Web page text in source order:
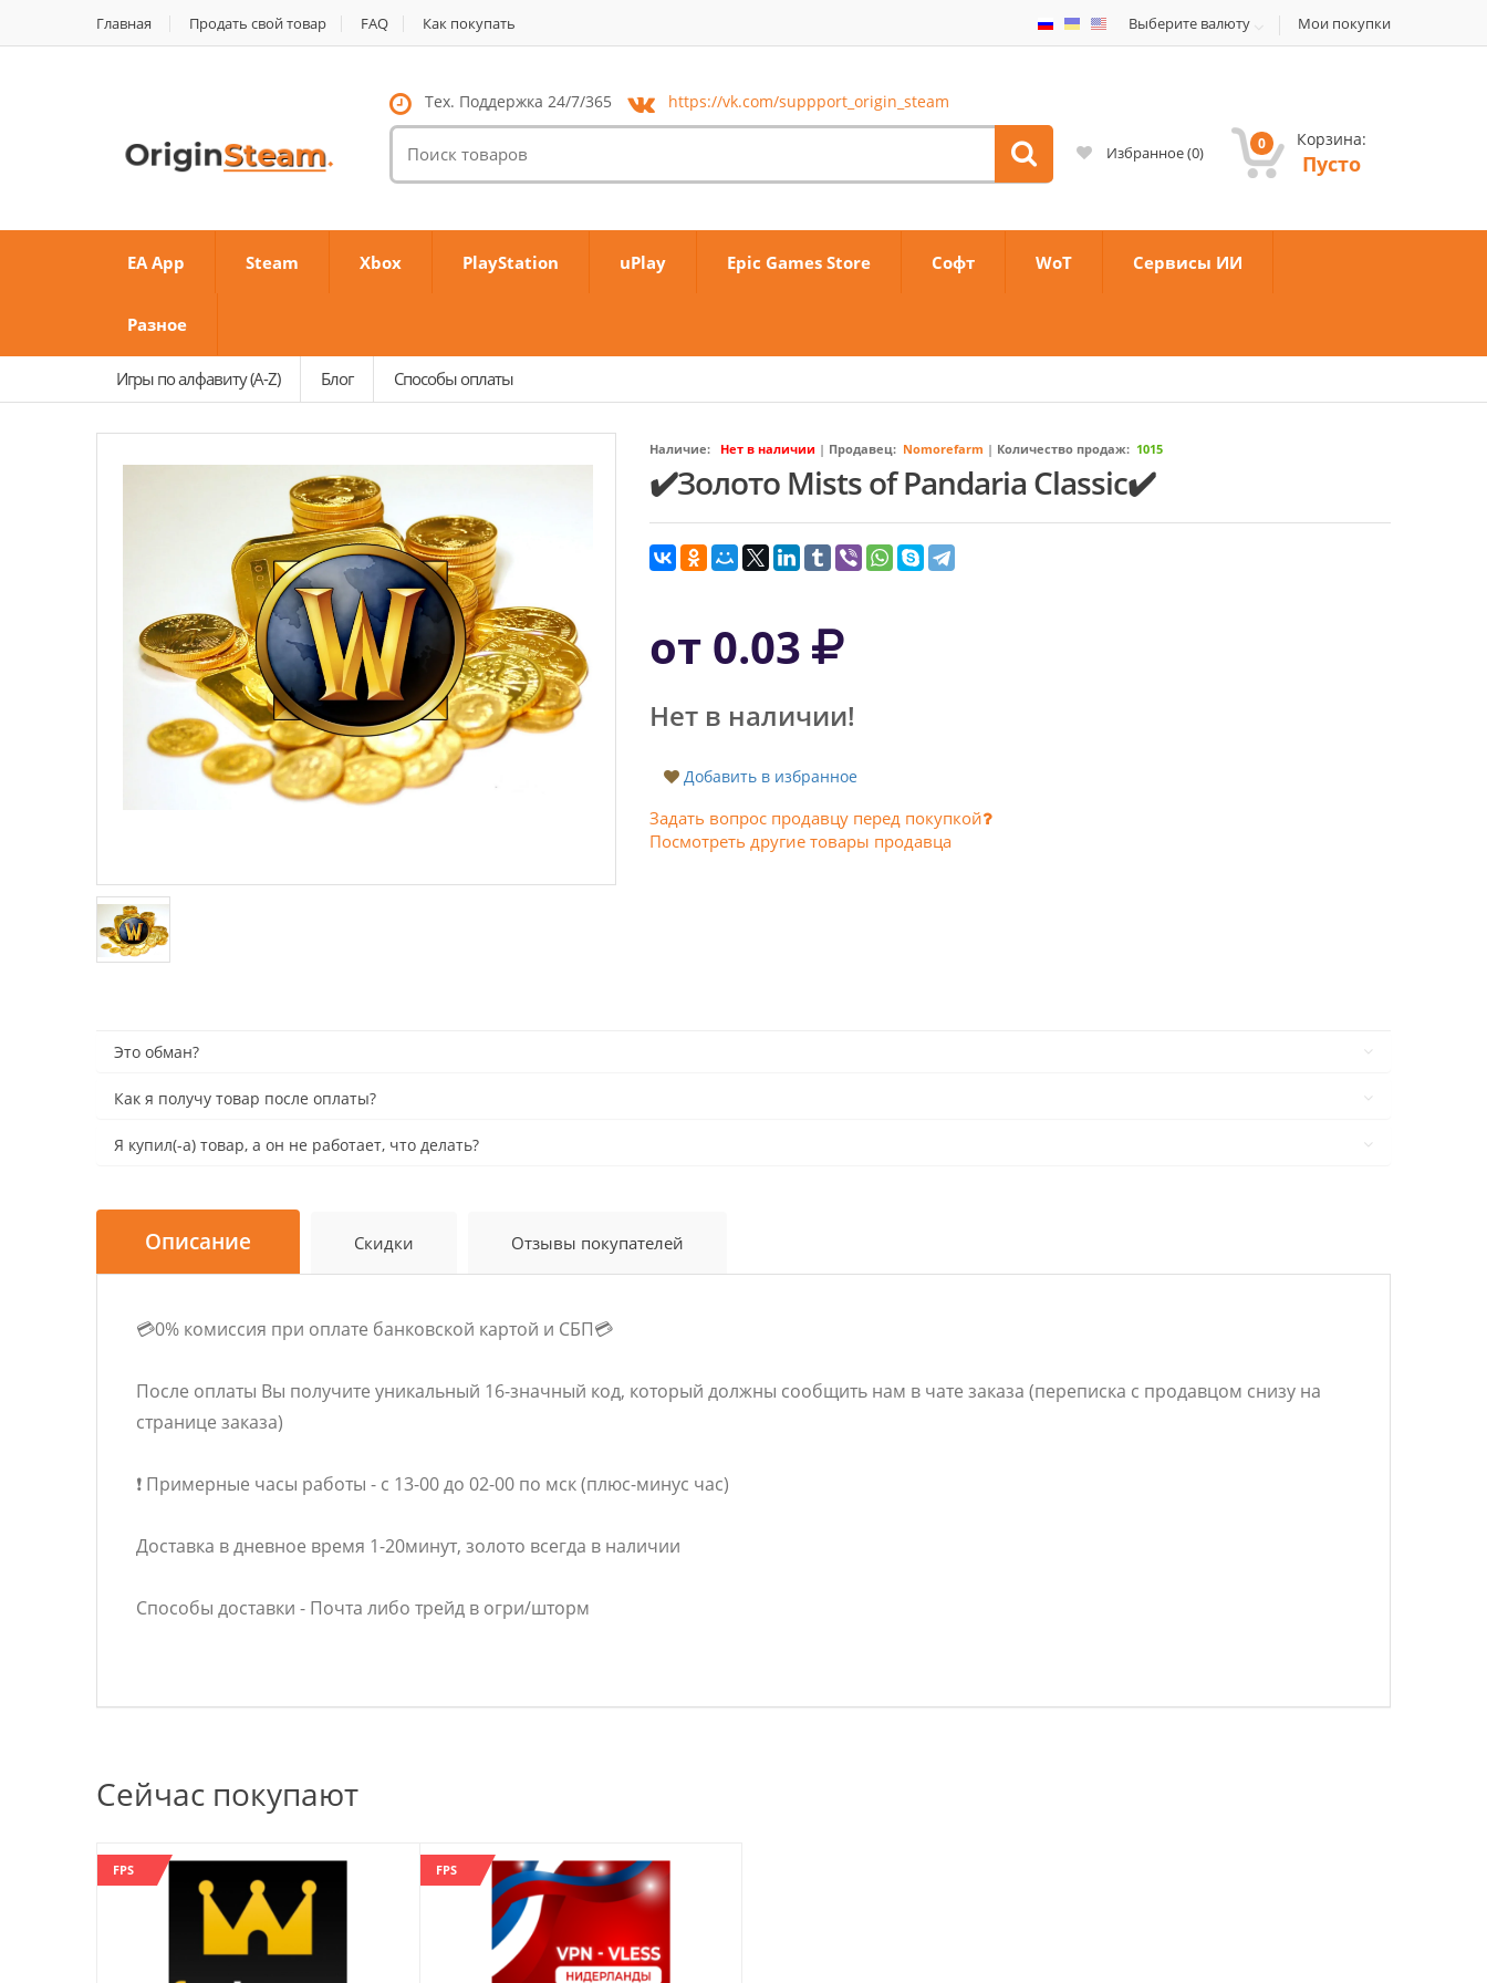
Главная Продать свой товар FAQ Как покупать Выберите валюту Мои покупки
Тех. Поддержка 24/7/365 https://vk.com/suppport_origin_steam
Поиск
товаров:
Избранное(0) 0 Корзина:
Пусто
EA App Steam Xbox PlayStation uPlay Epic Games Store Софт WoT Сервисы ИИ
Разное
Игры по алфавиту (A-Z) Блог Способы оплаты
Наличие: Нет в наличии | Продавец: Nomorefarm | Количество продаж: 1015
✔️Золото Mists of Pandaria Classic✔️
от 0.03
Нет в наличии!
Добавить в избранное
Задать вопрос продавцу перед покупкой
Посмотреть другие товары продавца
Это обман?
Как я получу товар после оплаты?
Я купил(-а) товар, а он не работает, что делать?
Описание Скидки Отзывы покупателей
💳0% комиссия при оплате банковской картой и СБП💳
После оплаты Вы получите уникальный 16-значный код, который должны сообщить нам в чате заказа (переписка с продавцом снизу на
странице заказа)
❗ Примерные часы работы - с 13-00 до 02-00 по мск (плюс-минус час)
Доставка в дневное время 1-20минут, золото всегда в наличии
Способы доставки - Почта либо трейд в огри/шторм
Сейчас покупают
FPS FPS